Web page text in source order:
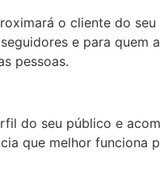
o cliente do
e para quem
pessoas.
do seu público e
que melhor funciona